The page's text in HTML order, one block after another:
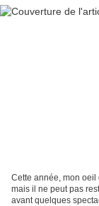
Cette année, mon
mais il ne peut pas
avant quelques